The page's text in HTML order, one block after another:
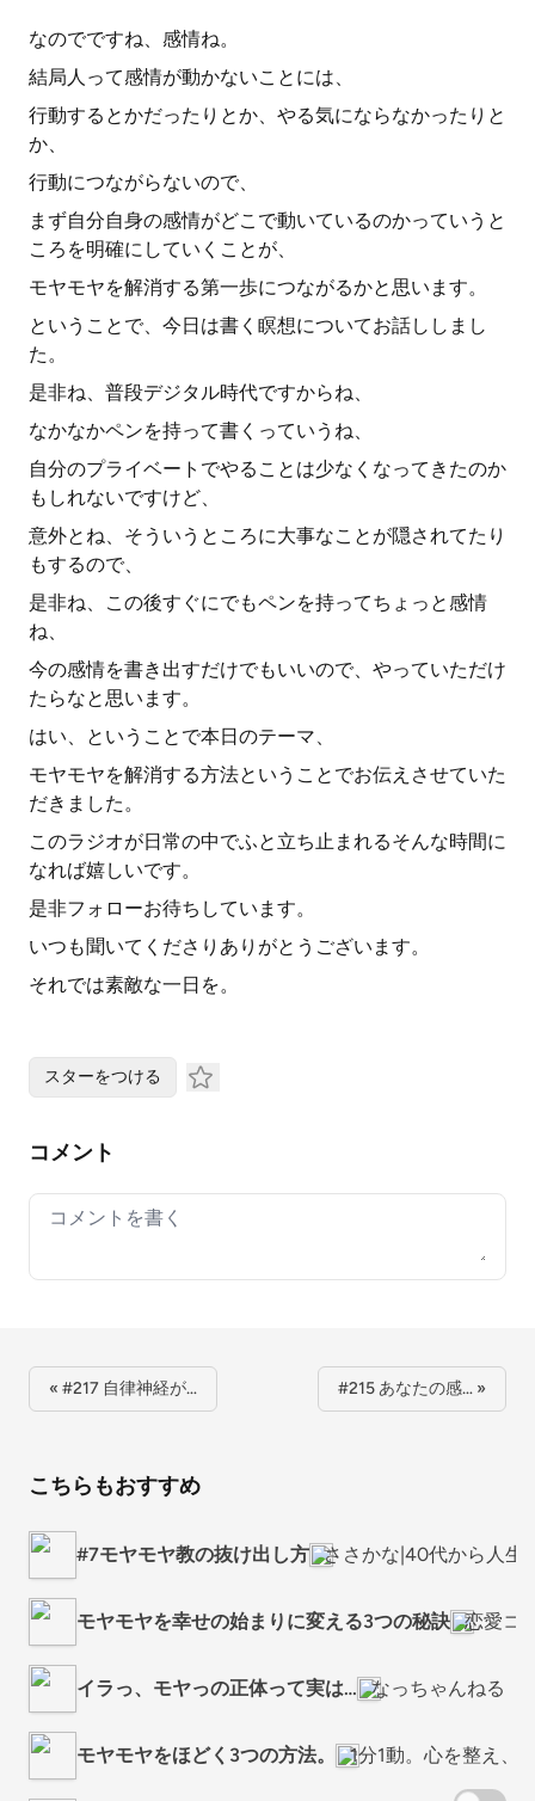
なのでですね、感情ね。
結局人って感情が動かないことには、
行動するとかだったりとか、やる気にならなかったりと
か、
行動につながらないので、
まず自分自身の感情がどこで動いているのかっていうと
ころを明確にしていくことが、
モヤモヤを解消する第一歩につながるかと思います。
ということで、今日は書く瞑想についてお話ししまし
た。
是非ね、普段デジタル時代ですからね、
なかなかペンを持って書くっていうね、
自分のプライベートでやることは少なくなってきたのか
もしれないですけど、
意外とね、そういうところに大事なことが隠されてたり
もするので、
是非ね、この後すぐにでもペンを持ってちょっと感情
ね、
今の感情を書き出すだけでもいいので、やっていただけ
たらなと思います。
はい、ということで本日のテーマ、
モヤモヤを解消する方法ということでお伝えさせていた
だきました。
このラジオが日常の中でふと立ち止まれるそんな時間に
なれば嬉しいです。
是非フォローお待ちしています。
いつも聞いてくださりありがとうございます。
それでは素敵な一日を。
スターをつける
コメント
Your comment
« #217 自律神経が… #215 あなたの感… »
こちらもおすすめ
#7モヤモヤ教の抜け出し方 ささかな|40代から人生
モヤモヤを幸せの始まりに変える3つの秘訣 恋愛コ
イラっ、モヤっの正体って実は… なっちゃんねる
モヤモヤをほどく3つの方法。 1分1動。心を整え、